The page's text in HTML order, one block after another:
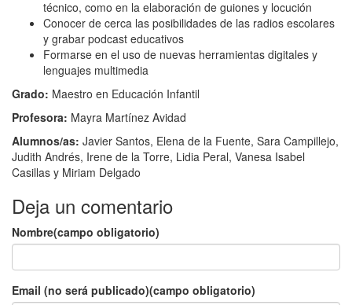
técnico, como en la elaboración de guiones y locución
Conocer de cerca las posibilidades de las radios escolares
y grabar podcast educativos
Formarse en el uso de nuevas herramientas digitales y
lenguajes multimedia
Grado: Maestro en Educación Infantil
Profesora: Mayra Martínez Avidad
Alumnos/as: Javier Santos, Elena de la Fuente, Sara Campillejo,
Judith Andrés, Irene de la Torre, Lidia Peral, Vanesa Isabel
Casillas y Miriam Delgado
Deja un comentario
Nombre(campo obligatorio)
Email (no será publicado)(campo obligatorio)